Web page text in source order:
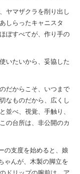
ヤマザクラを削り出し
しらったキャニスタ
ぼすべてが、作り手の
いたいから、妥協した
だからこそ、いつまで
なものだから、広くし
並べ、視覚、手触り、
の台所は、非公開のカ
の支度を始めると、娘
ゃんが、木製の脚立を